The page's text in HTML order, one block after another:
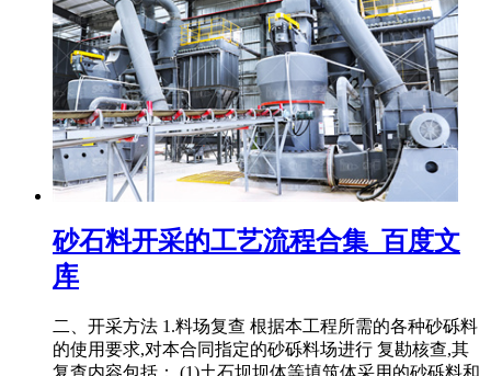
砂石料开采的工艺流程合集_百度文
库
二、开采方法 1.料场复查 根据本工程所需的各种砂砾料
的使用要求,对本合同指定的砂砾料场进行 复勘核查,其
复查内容包括： (1)土石坝坝体等填筑体采用的砂砾料和